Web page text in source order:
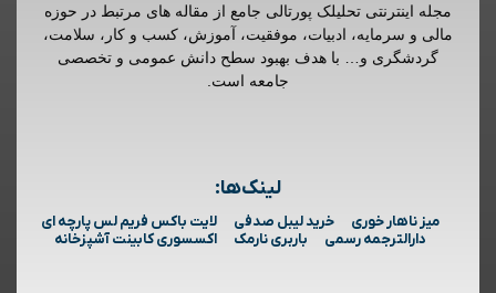
مجله اینترنتی تحلیلک پورتالی جامع از مقاله های مرتبط در حوزه
مالی و سرمایه، ادبیات، موفقیت، آموزش، کسب و کار، سلامت،
گردشگری و… با هدف بهبود سطح دانش عمومی و تخصصی
جامعه است.
لینک‌ها:
میز ناهار خوری خرید لیبل صدفی
لایت باکس فریم لس پارچه ای
دارالترجمه رسمی
باربری نارمک اکسسوری کابینت آشپزخانه